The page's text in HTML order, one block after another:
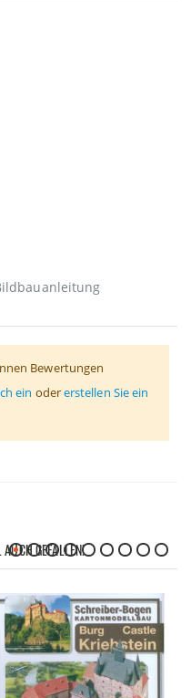
Bewertungen
ein odererstellen Sie ein
AUCH GEFALLEN!